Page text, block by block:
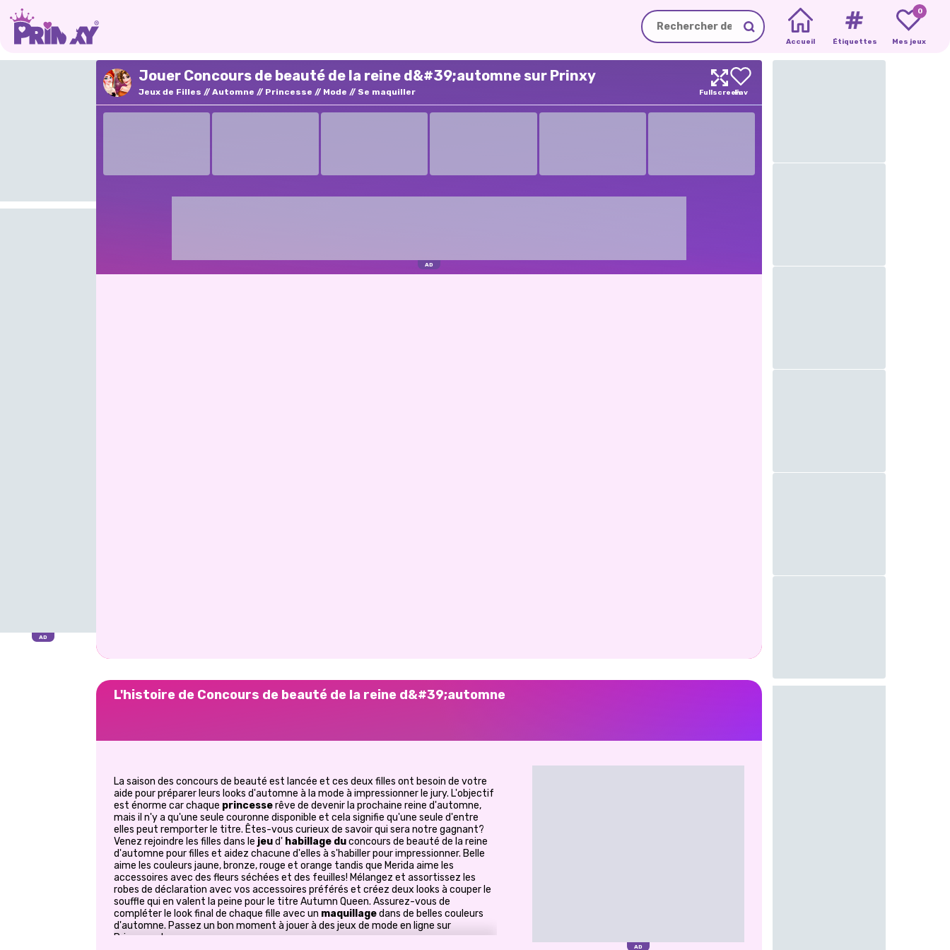
Accueil Étiquettes
0
Mes jeux
Jouer Concours de beauté de la reine d&#39;automne sur Prinxy
Jeux de Filles Automne Princesse Mode Se maquiller
L'histoire de Concours de beauté de la reine d&#39;automne
La saison des concours de beauté est lancée et ces deux filles ont besoin de votre
aide pour préparer leurs looks d'automne à la mode à impressionner le jury. L'objectif
est énorme car chaque princesserêve de devenir la prochaine reine d'automne,
mais il n'y a qu'une seule couronne disponible et cela signifie qu'une seule d'entre
elles peut remporter le titre. Êtes-vous curieux de savoir qui sera notre gagnant?
Venez rejoindre les filles dans le jeud' habillage duconcours de beauté de la reine
d'automne pour filles et aidez chacune d'elles à s'habiller pour impressionner. Belle
aime les couleurs jaune, bronze, rouge et orange tandis que Merida aime les
accessoires avec des fleurs séchées et des feuilles! Mélangez et assortissez les
robes de déclaration avec vos accessoires préférés et créez deux looks à couper le
souffle qui en valent la peine pour le titre Autumn Queen. Assurez-vous de
compléter le look final de chaque fille avec un maquillagedans de belles couleurs
d'automne. Passez un bon moment à jouer à des jeux de mode en ligne sur
Prinxy.app!